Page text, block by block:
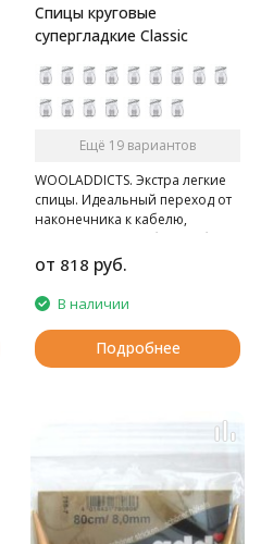
Спицы круговые
супергладкие Classic
Ещё 19 вариантов
WOOLADDICTS. Экстра легкие
спицы. Идеальный переход от
наконечника к кабелю,
гладкие, очень гибкий кабель.
от 818 руб.
В наличии
Подробнее